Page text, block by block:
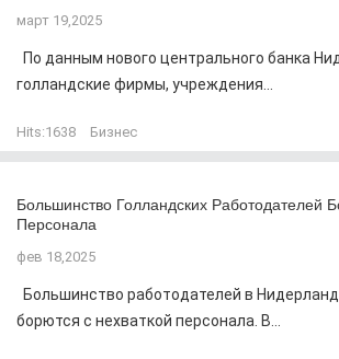
март 19,2025
По данным нового центрального банка
голландские фирмы, учреждения...
Hits:1638 Бизнес
Большинство Голландских Работодателей
Персонала
фев 18,2025
Большинство работодателей в
борются с нехваткой персонала. В...